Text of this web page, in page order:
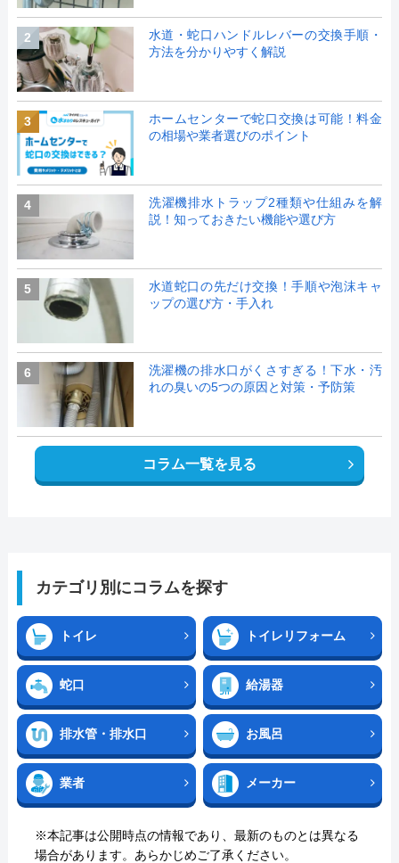
2
水道・蛇口ハンドルレバーの交換手順・
方法を分かりやすく解説
3
ホームセンターで蛇口交換は可能！料金
の相場や業者選びのポイント
4
洗濯機排水トラップ2種類や仕組みを解
説！知っておきたい機能や選び方
5
水道蛇口の先だけ交換！手順や泡沫キャ
ップの選び方・手入れ
6
洗濯機の排水口がくさすぎる！下水・汚
れの臭いの5つの原因と対策・予防策
コラム一覧を見る
カテゴリ別にコラムを探す
トイレ トイレリフォーム
蛇口 給湯器
排水管・排水口 お風呂
業者 メーカー
※本記事は公開時点の情報であり、最新のものとは異なる
場合があります。あらかじめご了承ください。